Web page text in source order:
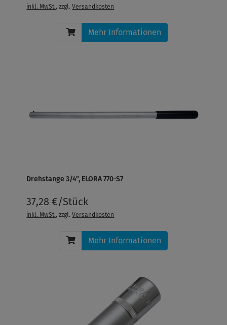
inkl. MwSt., zzgl.Versandkosten
Mehr Informationen
Drehstange 3/4", ELORA 770-S7
37,28 €/Stück
inkl. MwSt., zzgl.Versandkosten
Mehr Informationen